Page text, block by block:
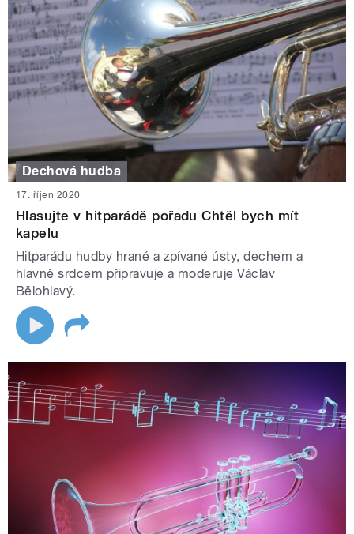
Dechová hudba
17. říjen 2020
Hlasujte v hitparádě pořadu Chtěl bych mít
kapelu
Hitparádu hudby hrané a zpívané ústy, dechem a
hlavně srdcem připravuje a moderuje Václav
Bělohlavý.